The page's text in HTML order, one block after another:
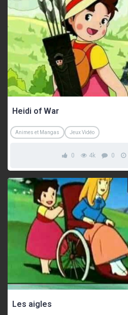
Heidi of War
Animes et Mangas Jeux Vidéo
0 4k 0
Les aigles